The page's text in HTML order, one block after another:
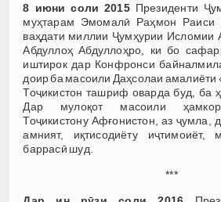
8 июни соли 2015Президенти
муҳтарам Эмомалӣ Раҳмон Раиси
ваҳдати миллии Ҷумҳурии Исломии
Абдуллоҳ Абдуллоҳро, ки бо
иштирок дар Конфронси
доир ба масоили Даҳсолаи амалиёти
Тоҷикистон ташриф оварда буд, ба
Дар мулоқот масоили
Тоҷикистону Афғонистон, аз ҷумла,
амният, иқтисодиёту
баррасӣ шуд.
***